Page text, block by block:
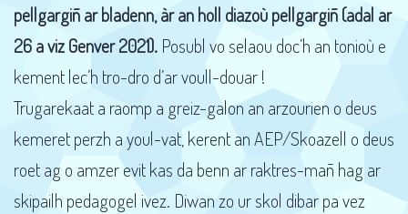
pellgargiñ ar bladenn, àr an holl diazoù pellgargiñ (adal ar
26 a viz Genver 2021). Posubl vo selaou doc’h an tonioù e
kement lec’h tro-dro d’ar voull-douar !
Trugarekaat a raomp a greiz-galon an arzourien o deus
kemeret perzh a youl-vat, kerent an AEP/Skoazell o deus
roet ag o amzer evit kas da benn ar raktres-mañ hag ar
skipailh pedagogel ivez. Diwan zo ur skol dibar pa vez